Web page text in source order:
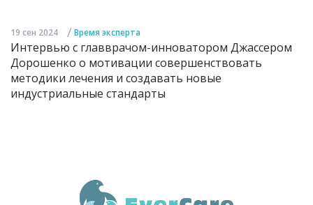
19 сен 2024 / Время эксперта
Интервью с главврачом-инноватором Джассером
Дорошенко о мотивации совершенствовать
методики лечения и создавать новые
индустриальные стандарты